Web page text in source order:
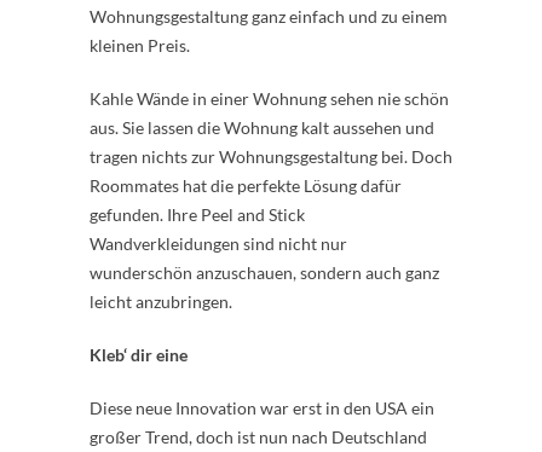
Wohnungsgestaltung ganz einfach und zu einem
kleinen Preis.
Kahle Wände in einer Wohnung sehen nie schön
aus. Sie lassen die Wohnung kalt aussehen und
tragen nichts zur Wohnungsgestaltung bei. Doch
Roommates hat die perfekte Lösung dafür
gefunden. Ihre Peel and Stick
Wandverkleidungen sind nicht nur
wunderschön anzuschauen, sondern auch ganz
leicht anzubringen.
Kleb‘ dir eine
Diese neue Innovation war erst in den USA ein
großer Trend, doch ist nun nach Deutschland